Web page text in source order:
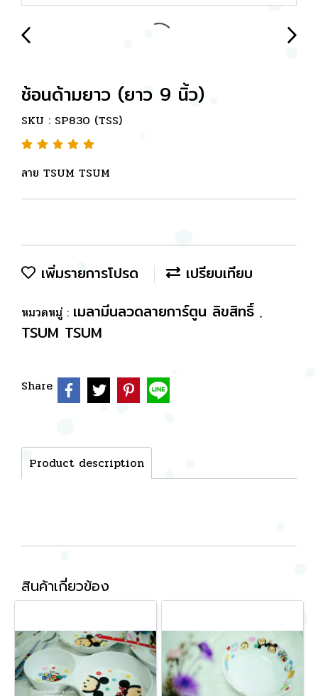
ช้อนด้ามยาว (ยาว 9 นิ้ว)
SKU : SP830 (TSS)
ลาย TSUM TSUM
เพิ่มรายการโปรด เปรียบเทียบ
หมวดหมู่ : เมลามีนลวดลายการ์ตูน ลิขสิทธิ์ ,
TSUM TSUM
Share
Product description
สินค้าเกี่ยวข้อง